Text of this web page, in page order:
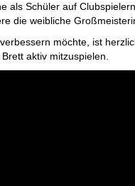
als Schüler auf
die weibliche
möchte, ist
aktiv mitzuspielen.